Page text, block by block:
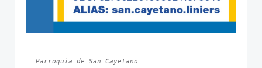
Parroquia de San Cayetano